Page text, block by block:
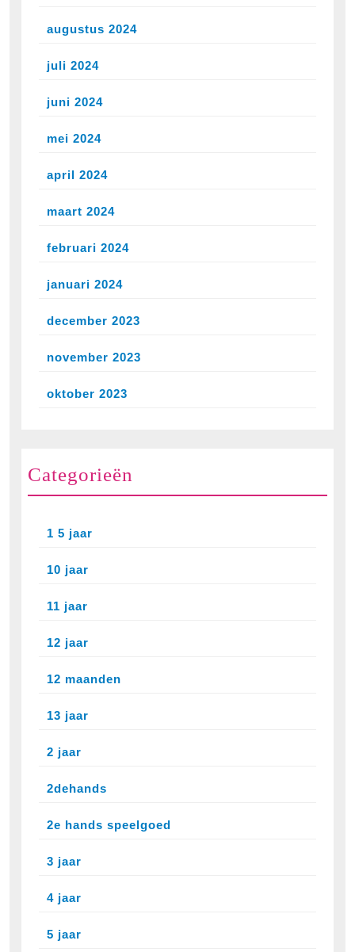
augustus 2024
juli 2024
juni 2024
mei 2024
april 2024
maart 2024
februari 2024
januari 2024
december 2023
november 2023
oktober 2023
Categorieën
1 5 jaar
10 jaar
11 jaar
12 jaar
12 maanden
13 jaar
2 jaar
2dehands
2e hands speelgoed
3 jaar
4 jaar
5 jaar